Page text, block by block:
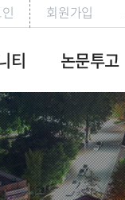
회원가입
티 논문투고
논문투고안
내
논문투고규
정